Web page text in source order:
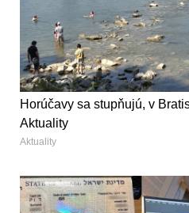
Horúčavy sa stupňujú, v
Aktuality
Aktuality